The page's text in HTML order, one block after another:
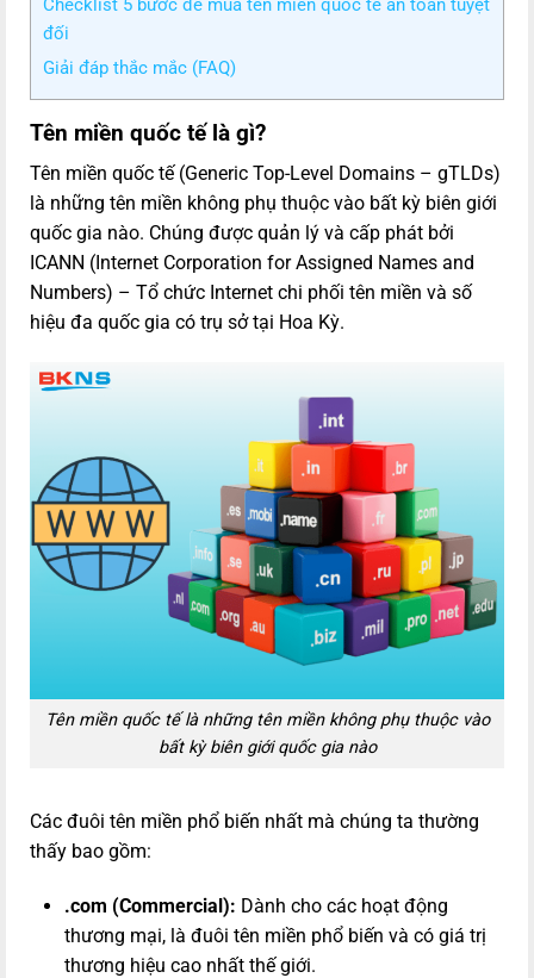
đối
Giải đáp thắc mắc (FAQ)
Tên miền quốc tế là gì?
Tên miền quốc tế (Generic Top-Level Domains – gTLDs)
là những tên miền không phụ thuộc vào bất kỳ biên giới
quốc gia nào. Chúng được quản lý và cấp phát bởi
ICANN (Internet Corporation for Assigned Names and
Numbers) – Tổ chức Internet chi phối tên miền và số
hiệu đa quốc gia có trụ sở tại Hoa Kỳ.
Tên miền quốc tế là những tên miền không phụ thuộc vào
bất kỳ biên giới quốc gia nào
Các đuôi tên miền phổ biến nhất mà chúng ta thường
thấy bao gồm:
.com (Commercial): Dành cho các hoạt động
thương mại, là đuôi tên miền phổ biến và có giá trị
thương hiệu cao nhất thế giới.